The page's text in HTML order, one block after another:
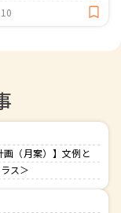
画（月案）】文例と
ス＞